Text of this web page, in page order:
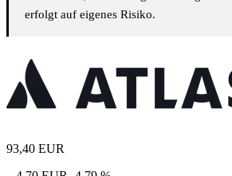
erfolgt auf eigenes Risiko.
93,40 EUR